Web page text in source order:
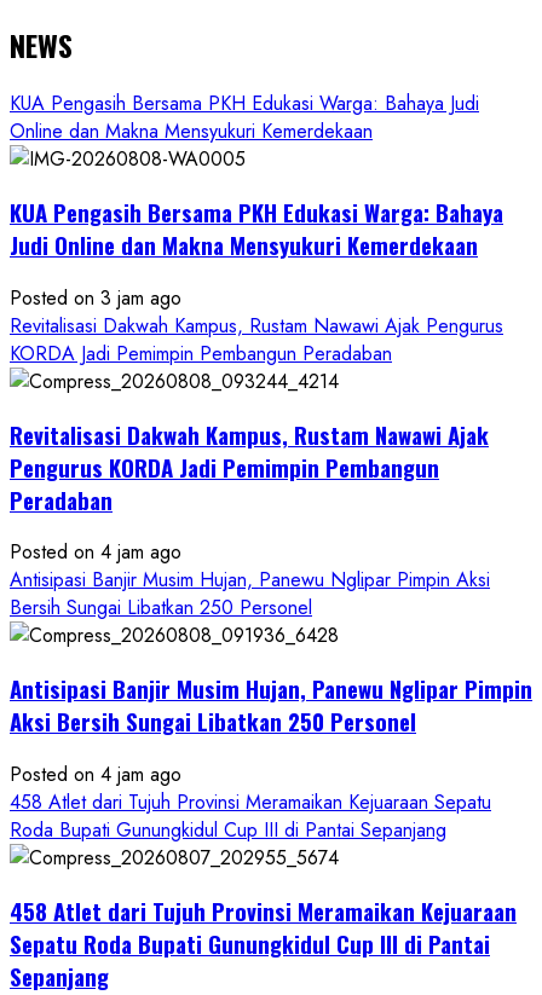
NEWS
KUA Pengasih Bersama PKH Edukasi Warga: Bahaya Judi
Online dan Makna Mensyukuri Kemerdekaan
KUA Pengasih Bersama PKH Edukasi Warga: Bahaya
Judi Online dan Makna Mensyukuri Kemerdekaan
Posted on 3 jam ago
Revitalisasi Dakwah Kampus, Rustam Nawawi Ajak Pengurus
KORDA Jadi Pemimpin Pembangun Peradaban
Revitalisasi Dakwah Kampus, Rustam Nawawi Ajak
Pengurus KORDA Jadi Pemimpin Pembangun
Peradaban
Posted on 4 jam ago
Antisipasi Banjir Musim Hujan, Panewu Nglipar Pimpin Aksi
Bersih Sungai Libatkan 250 Personel
Antisipasi Banjir Musim Hujan, Panewu Nglipar Pimpin
Aksi Bersih Sungai Libatkan 250 Personel
Posted on 4 jam ago
458 Atlet dari Tujuh Provinsi Meramaikan Kejuaraan Sepatu
Roda Bupati Gunungkidul Cup III di Pantai Sepanjang
458 Atlet dari Tujuh Provinsi Meramaikan Kejuaraan
Sepatu Roda Bupati Gunungkidul Cup III di Pantai
Sepanjang